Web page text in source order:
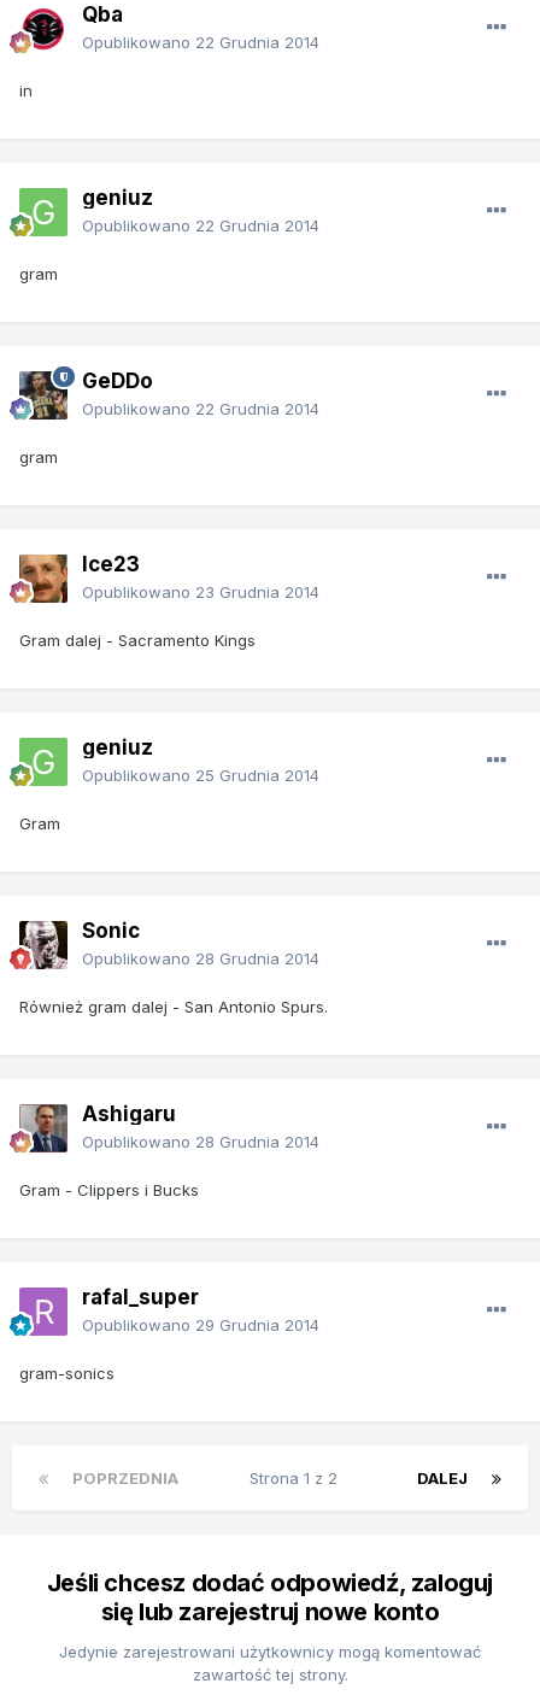
Qba
Opublikowano 22 Grudnia 2014
in
geniuz
Opublikowano 22 Grudnia 2014
gram
GeDDo
Opublikowano 22 Grudnia 2014
gram
Ice23
Opublikowano 23 Grudnia 2014
Gram dalej - Sacramento Kings
geniuz
Opublikowano 25 Grudnia 2014
Gram
Sonic
Opublikowano 28 Grudnia 2014
Również gram dalej - San Antonio Spurs.
Ashigaru
Opublikowano 28 Grudnia 2014
Gram - Clippers i Bucks
rafal_super
Opublikowano 29 Grudnia 2014
gram-sonics
POPRZEDNIA DALEJ
Strona 1 z 2
Jeśli chcesz dodać odpowiedź, zaloguj
się lub zarejestruj nowe konto
Jedynie zarejestrowani użytkownicy mogą komentować
zawartość tej strony.